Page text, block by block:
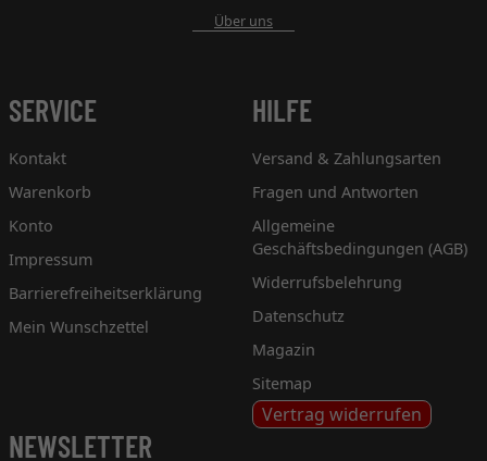
Über uns
SERVICE
Kontakt
Warenkorb
Konto
Impressum
Barrierefreiheitserklärung
Mein Wunschzettel
HILFE
Versand & Zahlungsarten
Fragen und Antworten
Allgemeine
Geschäftsbedingungen (AGB)
Widerrufsbelehrung
Datenschutz
Magazin
Sitemap
Vertrag widerrufen
NEWSLETTER